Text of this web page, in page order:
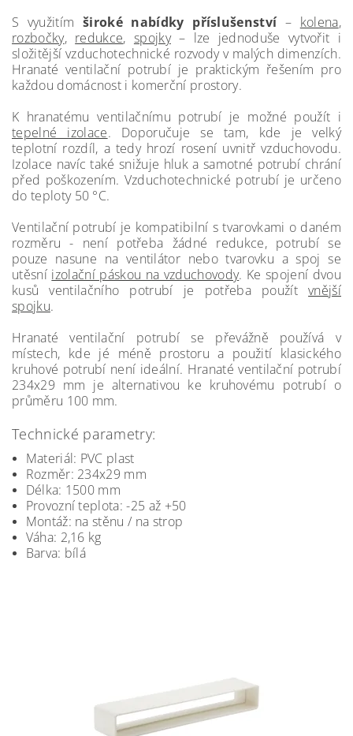
S využitím široké nabídky příslušenství– kolena,
rozbočky, redukce, spojky– lze jednoduše vytvořit i
složitější vzduchotechnické rozvody v malých dimenzích.
Hranaté ventilační potrubí je praktickým řešením pro
každou domácnost i komerční prostory.
K hranatému ventilačnímu potrubí je možné použít i
tepelné izolace. Doporučuje se tam, kde je velký
teplotní rozdíl, a tedy hrozí rosení uvnitř vzduchovodu.
Izolace navíc také snižuje hluk a samotné potrubí chrání
před poškozením. Vzduchotechnické potrubí je určeno
do teploty 50 °C.
Ventilační potrubí je kompatibilní s tvarovkami o daném
rozměru - není potřeba žádné redukce, potrubí se
pouze nasune na ventilátor nebo tvarovku a spoj se
utěsní izolační páskou na vzduchovody. Ke spojení dvou
kusů ventilačního potrubí je potřeba použítvnější
spojku.
Hranaté ventilační potrubí se převážně používá v
místech, kde jé méně prostoru a použití klasického
kruhové potrubí není ideální. Hranaté ventilační potrubí
234x29 mm je alternativou ke kruhovému potrubí o
průměru 100 mm.
Technické parametry:
Materiál: PVC plast
Rozměr: 234x29 mm
Délka: 1500 mm
Provozní teplota: -25 až +50
Montáž: na stěnu / na strop
Váha: 2,16 kg
Barva: bílá